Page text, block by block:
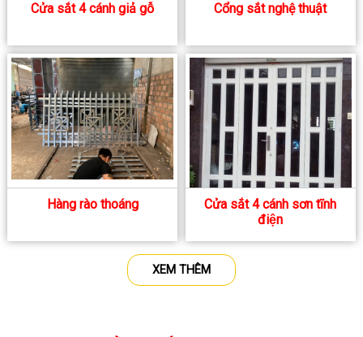
Cửa sắt 4 cánh giả gỗ Cổng sắt nghệ thuật
Hàng rào thoáng
Cửa sắt 4 cánh sơn tĩnh
điện
XEM THÊM